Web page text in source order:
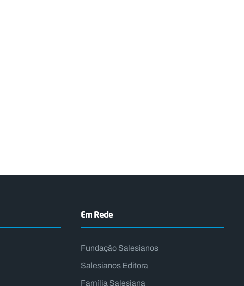
Em Rede
Fundação Salesianos
Salesianos Editora
Família Salesiana